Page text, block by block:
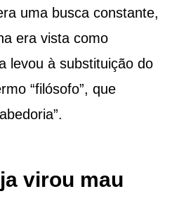
uma busca constante,
era vista como
levou à substituição do
“filósofo”, que
virou mau